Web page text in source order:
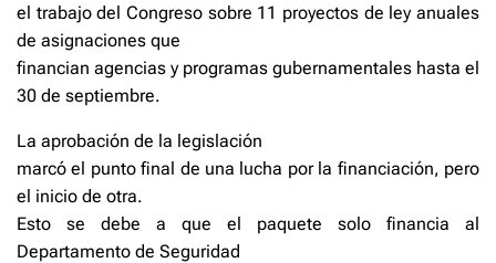
el trabajo del Congreso sobre 11 proyectos de ley anuales
de asignaciones que
financian agencias y programas gubernamentales hasta el
30 de septiembre.
La aprobación de la legislación
marcó el punto final de una lucha por la financiación, pero
el inicio de otra.
Esto se debe a que el paquete solo financia al
Departamento de Seguridad